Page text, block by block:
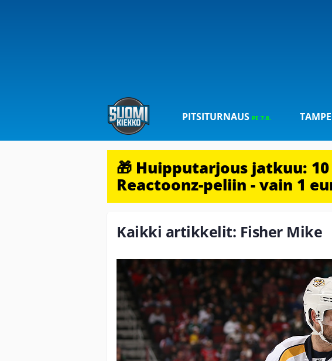
PITSITURNAUS PE 7.8.
🎁 Huipputarjous jatkuu:
Reactoonz-peliin - vain 1
Kaikki artikkelit: Fisher Mike